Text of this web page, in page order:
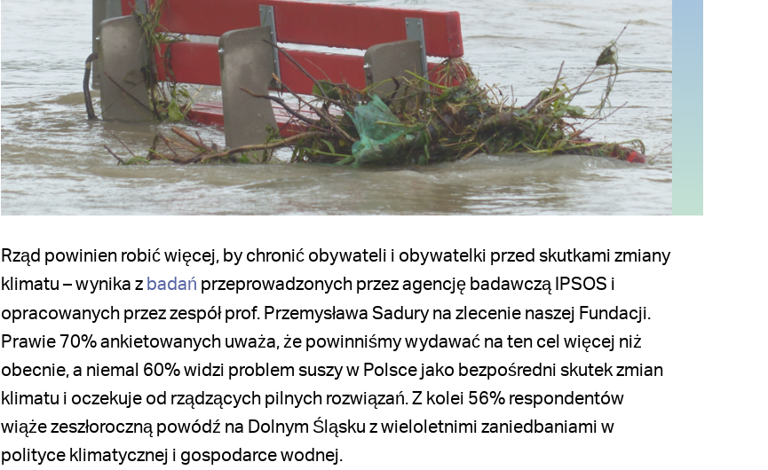
Rząd powinien robić więcej, by chronić obywateli i obywatelki przed skutkami zmiany
klimatu – wynika z badań przeprowadzonych przez agencję badawczą IPSOS i
opracowanych przez zespół prof. Przemysława Sadury na zlecenie naszej Fundacji.
Prawie 70% ankietowanych uważa, że powinniśmy wydawać na ten cel więcej niż
obecnie, a niemal 60% widzi problem suszy w Polsce jako bezpośredni skutek zmian
klimatu i oczekuje od rządzących pilnych rozwiązań. Z kolei 56% respondentów
wiąże zeszłoroczną powódź na Dolnym Śląsku z wieloletnimi zaniedbaniami w
polityce klimatycznej i gospodarce wodnej.